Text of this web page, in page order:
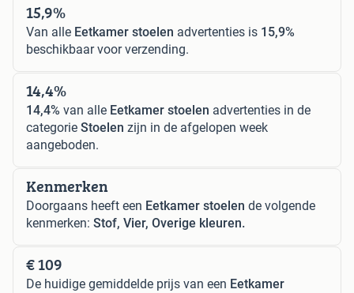
15,9%
Van alle Eetkamer stoelen advertenties is 15,9%
beschikbaar voor verzending.
14,4%
14,4% van alle Eetkamer stoelen advertenties in de
categorie Stoelen zijn in de afgelopen week
aangeboden.
Kenmerken
Doorgaans heeft een Eetkamer stoelen de volgende
kenmerken: Stof, Vier, Overige kleuren.
€ 109
De huidige gemiddelde prijs van een Eetkamer